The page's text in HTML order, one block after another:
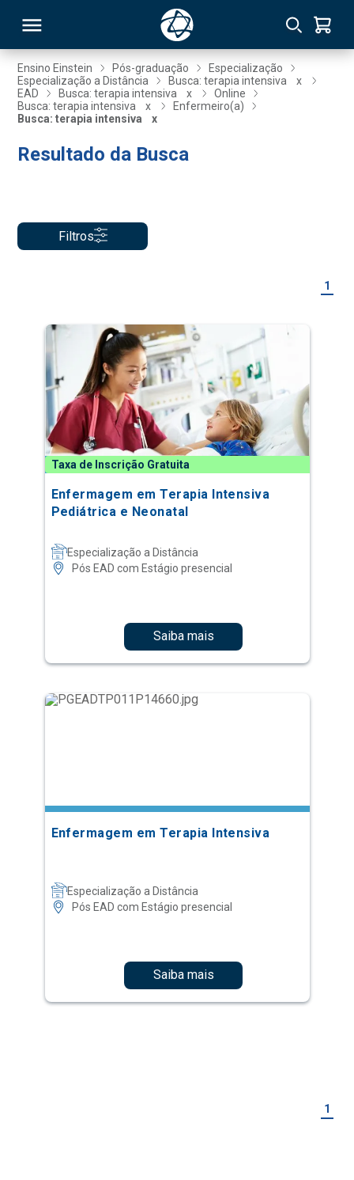
Ensino Einstein Pós-graduação
Especialização
Especialização a Distância
Busca: terapia intensiva
x
EAD
Busca: terapia intensiva x
Online
Busca: terapia intensiva
x
Enfermeiro(a)
Busca: terapia intensiva
x
Resultado da Busca
Filtros
1
Taxa de Inscrição Gratuita
Enfermagem em Terapia Intensiva
Pediátrica e Neonatal
Especialização a Distância
Pós EAD com Estágio presencial
Saiba mais
Enfermagem em Terapia Intensiva
Especialização a Distância
Pós EAD com Estágio presencial
Saiba mais
1